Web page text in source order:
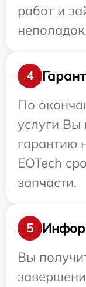
работ и
4
По
услуги Вы
гарантию
EOTech
запчасти.
5
Вы